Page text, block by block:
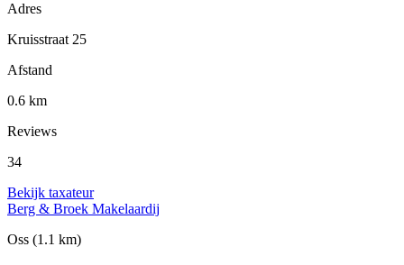
Adres
Kruisstraat 25
Afstand
0.6 km
Reviews
34
Bekijk taxateur
Berg & Broek Makelaardij
Oss (1.1 km)